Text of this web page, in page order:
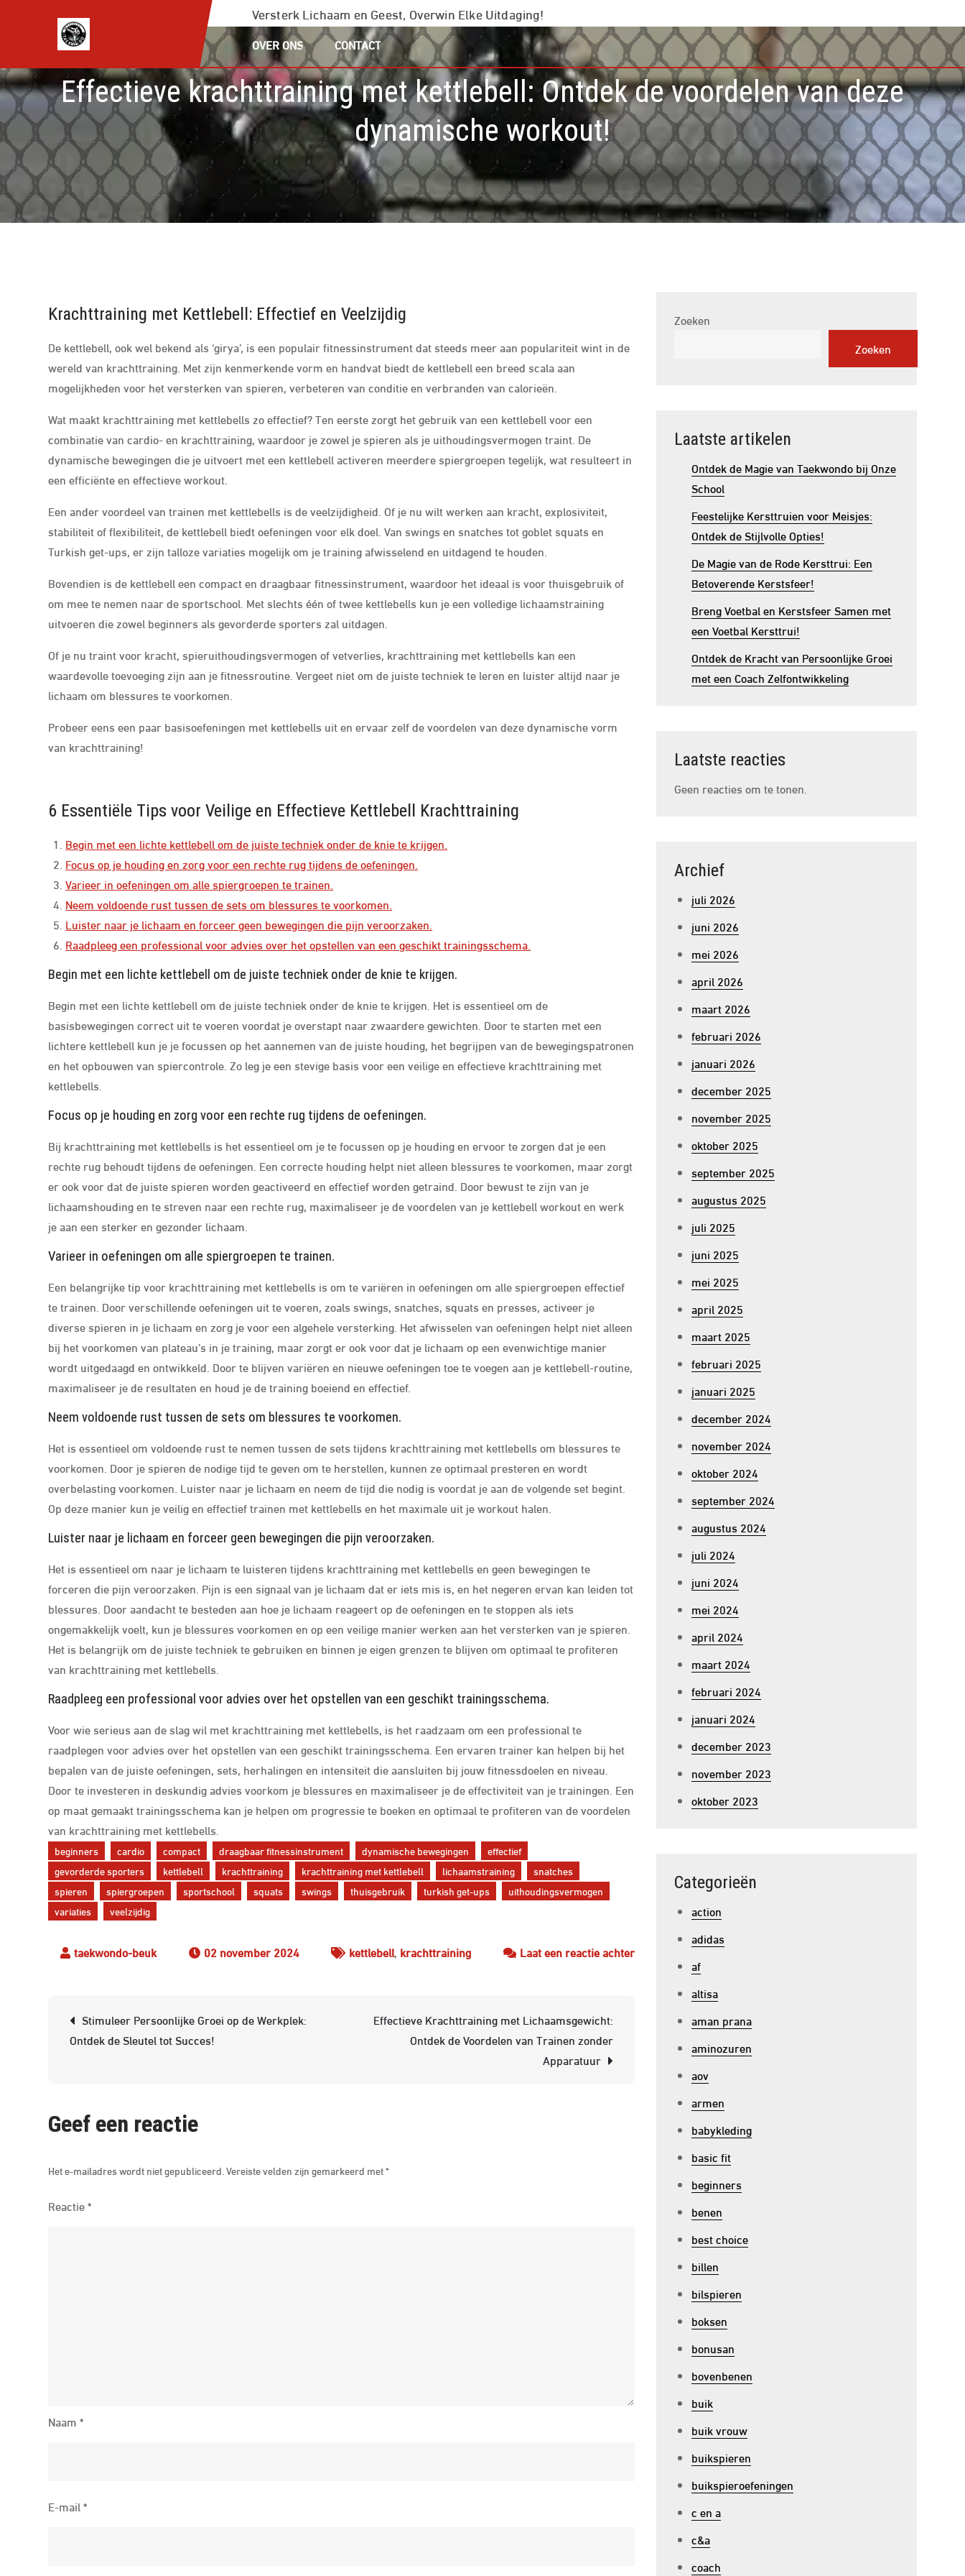
inhoud
Versterk Lichaam en Geest, Overwin Elke Uitdaging!
OVER ONS CONTACT
Effectieve krachttraining met kettlebell: Ontdek de voordelen van deze
dynamische workout!
Krachttraining met Kettlebell: Effectief en Veelzijdig
De kettlebell, ook wel bekend als ‘girya’, is een populair fitnessinstrument dat steeds meer aan populariteit wint in de
wereld van krachttraining. Met zijn kenmerkende vorm en handvat biedt de kettlebell een breed scala aan
mogelijkheden voor het versterken van spieren, verbeteren van conditie en verbranden van calorieën.
Wat maakt krachttraining met kettlebells zo effectief? Ten eerste zorgt het gebruik van een kettlebell voor een
combinatie van cardio- en krachttraining, waardoor je zowel je spieren als je uithoudingsvermogen traint. De
dynamische bewegingen die je uitvoert met een kettlebell activeren meerdere spiergroepen tegelijk, wat resulteert in
een efficiënte en effectieve workout.
Een ander voordeel van trainen met kettlebells is de veelzijdigheid. Of je nu wilt werken aan kracht, explosiviteit,
stabiliteit of flexibiliteit, de kettlebell biedt oefeningen voor elk doel. Van swings en snatches tot goblet squats en
Turkish get-ups, er zijn talloze variaties mogelijk om je training afwisselend en uitdagend te houden.
Bovendien is de kettlebell een compact en draagbaar fitnessinstrument, waardoor het ideaal is voor thuisgebruik of
om mee te nemen naar de sportschool. Met slechts één of twee kettlebells kun je een volledige lichaamstraining
uitvoeren die zowel beginners als gevorderde sporters zal uitdagen.
Of je nu traint voor kracht, spieruithoudingsvermogen of vetverlies, krachttraining met kettlebells kan een
waardevolle toevoeging zijn aan je fitnessroutine. Vergeet niet om de juiste techniek te leren en luister altijd naar je
lichaam om blessures te voorkomen.
Probeer eens een paar basisoefeningen met kettlebells uit en ervaar zelf de voordelen van deze dynamische vorm
van krachttraining!
6 Essentiële Tips voor Veilige en Effectieve Kettlebell Krachttraining
Begin met een lichte kettlebell om de juiste techniek onder de knie te krijgen.
Focus op je houding en zorg voor een rechte rug tijdens de oefeningen.
Varieer in oefeningen om alle spiergroepen te trainen.
Neem voldoende rust tussen de sets om blessures te voorkomen.
Luister naar je lichaam en forceer geen bewegingen die pijn veroorzaken.
Raadpleeg een professional voor advies over het opstellen van een geschikt trainingsschema.
Begin met een lichte kettlebell om de juiste techniek onder de knie te krijgen.
Begin met een lichte kettlebell om de juiste techniek onder de knie te krijgen. Het is essentieel om de
basisbewegingen correct uit te voeren voordat je overstapt naar zwaardere gewichten. Door te starten met een
lichtere kettlebell kun je je focussen op het aannemen van de juiste houding, het begrijpen van de bewegingspatronen
en het opbouwen van spiercontrole. Zo leg je een stevige basis voor een veilige en effectieve krachttraining met
kettlebells.
Focus op je houding en zorg voor een rechte rug tijdens de oefeningen.
Bij krachttraining met kettlebells is het essentieel om je te focussen op je houding en ervoor te zorgen dat je een
rechte rug behoudt tijdens de oefeningen. Een correcte houding helpt niet alleen blessures te voorkomen, maar zorgt
er ook voor dat de juiste spieren worden geactiveerd en effectief worden getraind. Door bewust te zijn van je
lichaamshouding en te streven naar een rechte rug, maximaliseer je de voordelen van je kettlebell workout en werk
je aan een sterker en gezonder lichaam.
Varieer in oefeningen om alle spiergroepen te trainen.
Een belangrijke tip voor krachttraining met kettlebells is om te variëren in oefeningen om alle spiergroepen effectief
te trainen. Door verschillende oefeningen uit te voeren, zoals swings, snatches, squats en presses, activeer je
diverse spieren in je lichaam en zorg je voor een algehele versterking. Het afwisselen van oefeningen helpt niet alleen
bij het voorkomen van plateau’s in je training, maar zorgt er ook voor dat je lichaam op een evenwichtige manier
wordt uitgedaagd en ontwikkeld. Door te blijven variëren en nieuwe oefeningen toe te voegen aan je kettlebell-routine,
maximaliseer je de resultaten en houd je de training boeiend en effectief.
Neem voldoende rust tussen de sets om blessures te voorkomen.
Het is essentieel om voldoende rust te nemen tussen de sets tijdens krachttraining met kettlebells om blessures te
voorkomen. Door je spieren de nodige tijd te geven om te herstellen, kunnen ze optimaal presteren en wordt
overbelasting voorkomen. Luister naar je lichaam en neem de tijd die nodig is voordat je aan de volgende set begint.
Op deze manier kun je veilig en effectief trainen met kettlebells en het maximale uit je workout halen.
Luister naar je lichaam en forceer geen bewegingen die pijn veroorzaken.
Het is essentieel om naar je lichaam te luisteren tijdens krachttraining met kettlebells en geen bewegingen te
forceren die pijn veroorzaken. Pijn is een signaal van je lichaam dat er iets mis is, en het negeren ervan kan leiden tot
blessures. Door aandacht te besteden aan hoe je lichaam reageert op de oefeningen en te stoppen als iets
ongemakkelijk voelt, kun je blessures voorkomen en op een veilige manier werken aan het versterken van je spieren.
Het is belangrijk om de juiste techniek te gebruiken en binnen je eigen grenzen te blijven om optimaal te profiteren
van krachttraining met kettlebells.
Raadpleeg een professional voor advies over het opstellen van een geschikt trainingsschema.
Voor wie serieus aan de slag wil met krachttraining met kettlebells, is het raadzaam om een professional te
raadplegen voor advies over het opstellen van een geschikt trainingsschema. Een ervaren trainer kan helpen bij het
bepalen van de juiste oefeningen, sets, herhalingen en intensiteit die aansluiten bij jouw fitnessdoelen en niveau.
Door te investeren in deskundig advies voorkom je blessures en maximaliseer je de effectiviteit van je trainingen. Een
op maat gemaakt trainingsschema kan je helpen om progressie te boeken en optimaal te profiteren van de voordelen
van krachttraining met kettlebells.
beginners cardio compact draagbaar fitnessinstrument dynamische bewegingen
effectief
gevorderde sporters
kettlebell krachttraining krachttraining met kettlebell lichaamstraining
snatches
spieren
spiergroepen sportschool squats swings thuisgebruik turkish get-ups
uithoudingsvermogen
variaties
veelzijdig
02 november 2024 kettlebell, krachttraining Laat een reactie achterop
Effectieve
krachttraining
dynamische
Berichtnavigatie
Stimuleer Persoonlijke Groei op de Werkplek:
Ontdek de Sleutel tot Succes!
Effectieve Krachttraining met Lichaamsgewicht:
Ontdek de Voordelen van Trainen zonder
Apparatuur
Geef een reactie
Het e-mailadres wordt niet gepubliceerd. Vereiste velden zijn gemarkeerd met*
Reactie*
Naam*
E-mail*
Zoeken
Zoeken
Laatste artikelen
Ontdek de Magie van Taekwondo bij Onze
School
Feestelijke Kersttruien voor Meisjes:
Ontdek de Stijlvolle Opties!
De Magie van de Rode Kersttrui: Een
Betoverende Kerstsfeer!
Breng Voetbal en Kerstsfeer Samen met
een Voetbal Kersttrui!
Ontdek de Kracht van Persoonlijke Groei
met een Coach Zelfontwikkeling
Laatste reacties
Geen reacties om te tonen.
Archief
juli 2026
juni 2026
mei 2026
april 2026
maart 2026
februari 2026
januari 2026
december 2025
november 2025
oktober 2025
september 2025
augustus 2025
juli 2025
juni 2025
mei 2025
april 2025
maart 2025
februari 2025
januari 2025
december 2024
november 2024
oktober 2024
september 2024
augustus 2024
juli 2024
juni 2024
mei 2024
april 2024
maart 2024
februari 2024
januari 2024
december 2023
november 2023
oktober 2023
Categorieën
action
adidas
af
altisa
aman prana
aminozuren
aov
armen
babykleding
basic fit
beginners
benen
best choice
billen
bilspieren
boksen
bonusan
bovenbenen
buik
buik vrouw
buikspieren
buikspieroefeningen
c en a
c&a
coach